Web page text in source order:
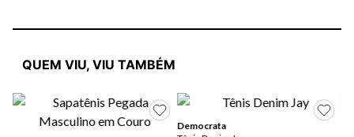
QUEM VIU, VIU TAMBÉM
Democrata